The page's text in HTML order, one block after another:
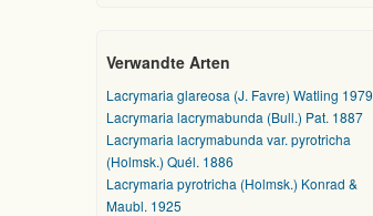
Verwandte Arten
Lacrymaria glareosa (J. Favre) Watling 1979
Lacrymaria lacrymabunda (Bull.) Pat. 1887
Lacrymaria lacrymabunda var. pyrotricha
(Holmsk.) Quél. 1886
Lacrymaria pyrotricha (Holmsk.) Konrad &
Maubl. 1925